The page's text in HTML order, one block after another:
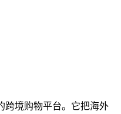
跨境购物平台。它把海外